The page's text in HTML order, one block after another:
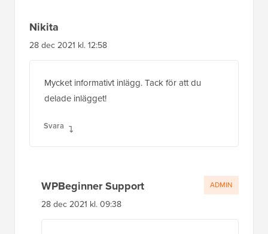
Nikita
28 dec 2021 kl. 12:58
Mycket informativt inlägg. Tack för att du
delade inlägget!
Svara
WPBeginner Support
28 dec 2021 kl. 09:38
ADMIN